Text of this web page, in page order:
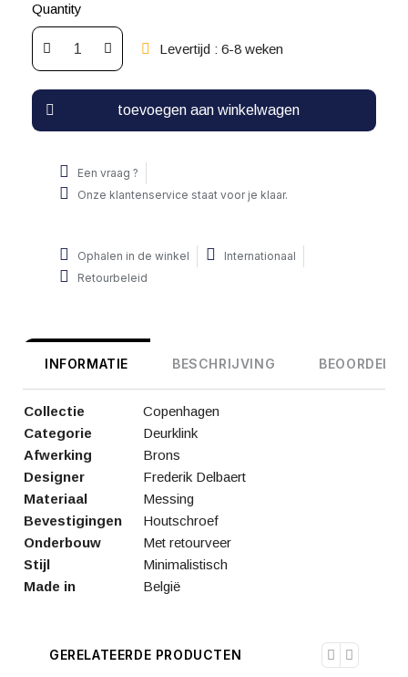
Quantity
Levertijd : 6-8 weken
toevoegen aan winkelwagen
Een vraag ?
Onze klantenservice staat voor je klaar.
Ophalen in de winkel
Internationaal
Retourbeleid
INFORMATIE BESCHRIJVING
Collectie
Copenhagen
Categorie
Deurklink
Afwerking
Brons
Designer
Frederik Delbaert
Materiaal
Messing
Bevestigingen
Houtschroef
Onderbouw
Met retourveer
Stijl
Minimalistisch
Made in
België
GERELATEERDE PRODUCTEN